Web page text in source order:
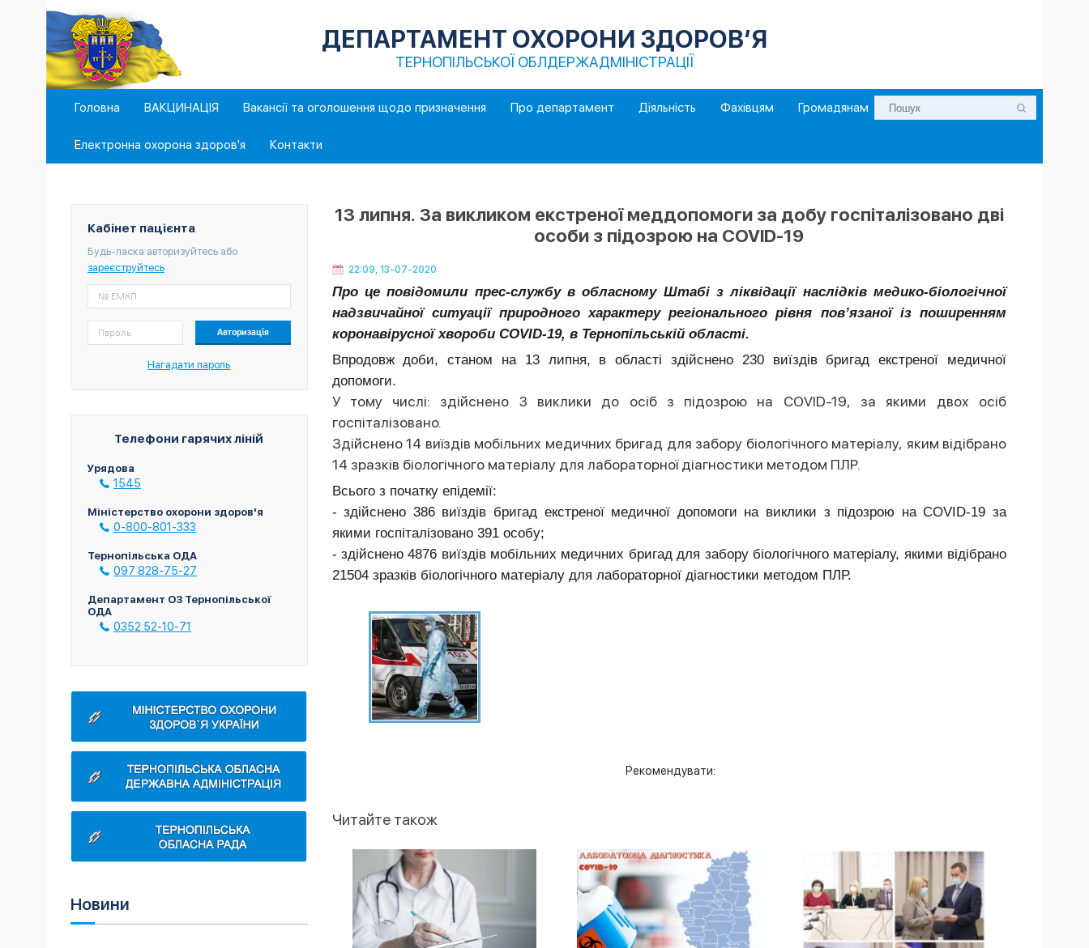
ДЕПАРТАМЕНТ ОХОРОНИ ЗДОРОВ’Я
ТЕРНОПІЛЬСЬКОЇ ОБЛДЕРЖАДМІНІСТРАЦІЇ
Головна ВАКЦИНАЦІЯ Вакансії та оголошення щодо призначення Про департамент Діяльність Фахівцям Громадянам
Електронна охорона здоров'я Контакти
Кабінет пацієнта
Будь-ласка авторизуйтесь або
зареєструйтесь
Нагадати пароль
Телефони гарячих ліній
Урядова
1545
Міністерство охорони здоров'я
0-800-801-333
Тернопільська ОДА
097 828-75-27
Департамент ОЗ Тернопільської
ОДА
0352 52-10-71
Новини
13 липня. За викликом екстреної меддопомоги за добу госпіталізовано дві
особи з підозрою на COVID-19
22:09, 13-07-2020
Про це повідомили прес-службу в обласному Штабі з ліквідації наслідків медико-біологічної
надзвичайної ситуації природного характеру регіонального рівня пов’язаної із поширенням
коронавірусної хвороби COVID-19, в Тернопільській області.
Впродовж доби, станом на 13 липня, в області здійснено 230 виїздів бригад екстреної медичної
допомоги.
У тому числі: здійснено 3 виклики до осіб з підозрою на COVID-19, за якими двох осіб
госпіталізовано.
Здійснено 14 виїздів мобільних медичних бригад для забору біологічного матеріалу, яким відібрано
14 зразків біологічного матеріалу для лабораторної діагностики методом ПЛР.
Всього з початку епідемії:
- здійснено 386 виїздів бригад екстреної медичної допомоги на виклики з підозрою на COVID-19 за
якими госпіталізовано 391 особу;
- здійснено 4876 виїздів мобільних медичних бригад для забору біологічного матеріалу, якими відібрано
21504 зразків біологічного матеріалу для лабораторної діагностики методом ПЛР.
Рекомендувати:
Читайте також